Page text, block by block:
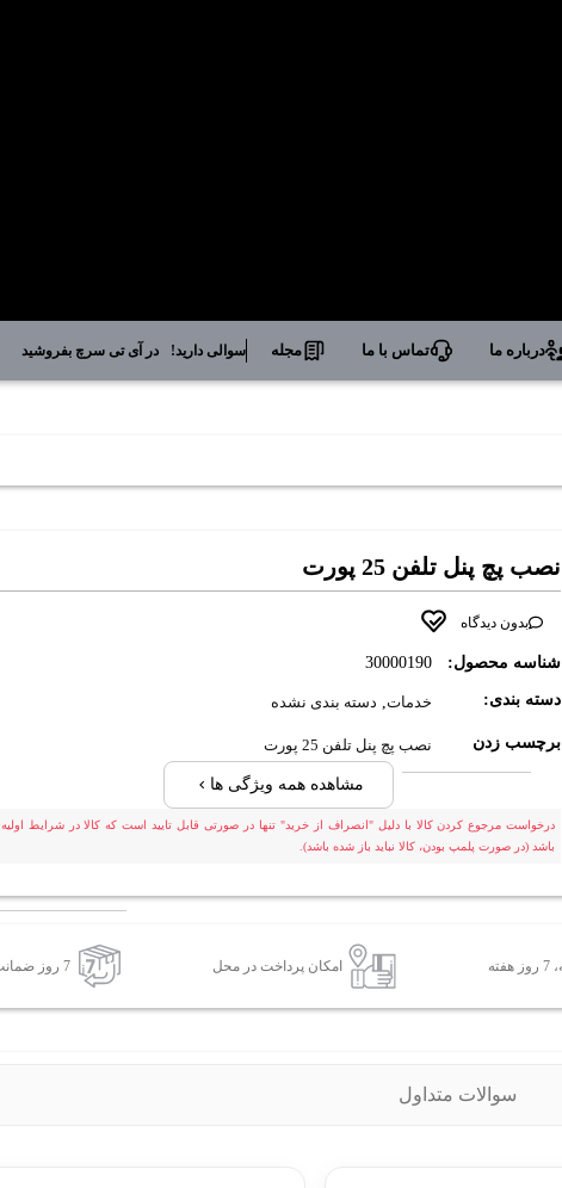
درباره ما تماس با ما مجله سوالی دارید! در آی تی سرچ بفروشید
نصب پچ پنل تلفن 25 پورت
بدون دیدگاه
شناسه محصول: 30000190
دسته بندی: خدمات, دسته بندی نشده
برچسب زدن نصب پچ پنل تلفن 25 پورت
مشاهده همه ویژگی ها
درخواست مرجوع کردن کالا با دلیل "انصراف از خرید" تنها در صورتی قابل تایید است که کالا در شرایط اولیه
باشد (در صورت پلمپ بودن، کالا نباید باز شده باشد).
امکان پرداخت در محل 7 روز ضمانت بازگشت کالا
سوالات متداول